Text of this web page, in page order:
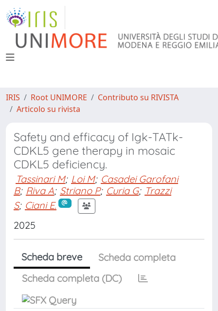
IRIS Root UNIMORE
Contributo su RIVISTA
Articolo su rivista
Safety and efficacy of Igk-TATk-
CDKL5 gene therapy in mosaic
CDKL5 deficiency.
Tassinari M; Loi M; Casadei Garofani
B; Riva A; Striano P; Curia G; Trazzi
S; Ciani E.
2025
Scheda breve
Scheda completa
Scheda completa (DC)